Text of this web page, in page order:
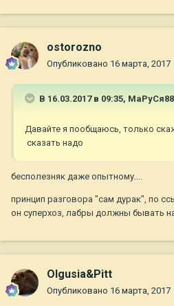
ostorozno
Опубликовано 16 марта, 2017
В 16.03.2017 в 09:35, МаРуСя88
Давайте я пообщаюсь, только
сказать надо
бесполезняк даже опытному....
принцип разговора "сам дурак", по
он суперхоз, лабры должны бывать
Olgusia&Pitt
Опубликовано 16 марта, 2017